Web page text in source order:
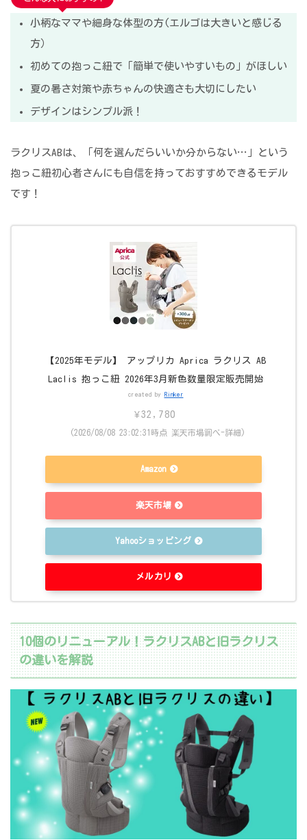
小柄なママや細身な体型の方(エルゴは大きいと感じる
方）
初めての抱っこ紐で「簡単で使いやすいもの」がほしい
夏の暑さ対策や赤ちゃんの快適さも大切にしたい
デザインはシンプル派！
ラクリスABは、「何を選んだらいいか分からない…」という
抱っこ紐初心者さんにも自信を持っておすすめできるモデル
です！
【2025年モデル】 アップリカ Aprica ラクリス AB
Laclis 抱っこ紐 2026年3月新色数量限定販売開始
created by Rinker
¥32,780
(2026/08/08 23:02:31時点 楽天市場調べ-詳細)
Amazon
楽天市場
Yahooショッピング
メルカリ
10個のリニューアル！ラクリスABと旧ラクリス
の違いを解説